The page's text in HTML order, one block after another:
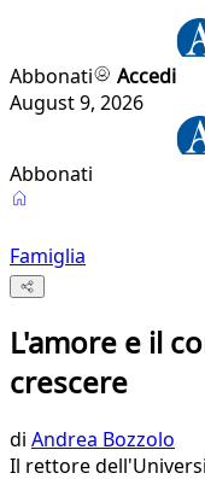
Abbonati
Accedi
August 9, 2026
Abbonati
Famiglia
L'amore e il
crescere
di Andrea Bozzolo
Il rettore